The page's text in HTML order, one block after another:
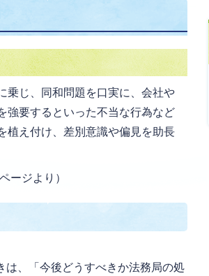
乗じ、同和問題を口実に、会社や
強要するといった不当な行為など
植え付け、差別意識や偏見を助長
ージより）
は、「今後どうすべきか法務局の処